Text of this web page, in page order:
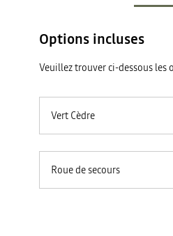
Options incluses
Veuillez trouver ci-dessous les
Vert Cèdre
Roue de secours